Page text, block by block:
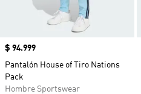
Precio
$ 94.999
Pantalón House of Tiro Nations
Pack
Hombre Sportswear